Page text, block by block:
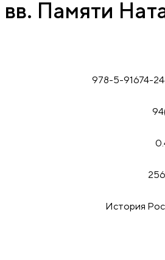
Памяти
978-5-91674-
История